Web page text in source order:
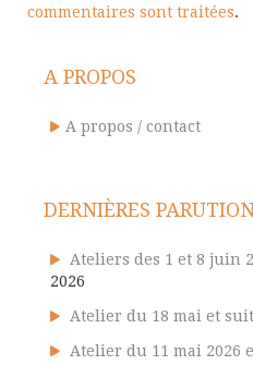
commentaires sont traitées.
A PROPOS
A propos / contact
DERNIÈRES
Ateliers des 1 et 8 juin
2026
Atelier du 18 mai et
Atelier du 11 mai 2026